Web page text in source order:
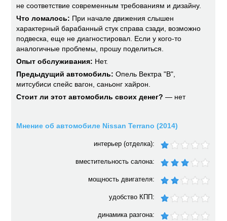
не соответствие современным требованиям и дизайну.
Что ломалось: При начале движения слышен
характерный барабанный стук справа сзади, возможно
подвеска, еще не диагностировал. Если у кого-то
аналогичные проблемы, прошу поделиться.
Опыт обслуживания: Нет.
Предыдущий автомобиль: Опель Вектра "В",
митсубиси спейс вагон, саньонг хайрон.
Стоит ли этот автомобиль своих денег? — нет
Мнение об автомобиле Nissan Terrano (2014)
интерьер (отделка):
вместительность салона:
мощность двигателя:
удобство КПП:
динамика разгона: